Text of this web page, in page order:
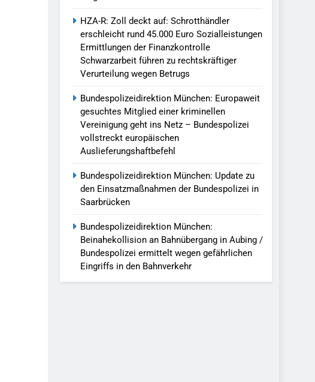
HZA-R: Zoll deckt auf: Schrotthändler
erschleicht rund 45.000 Euro Sozialleistungen
Ermittlungen der Finanzkontrolle
Schwarzarbeit führen zu rechtskräftiger
Verurteilung wegen Betrugs
Bundespolizeidirektion München: Europaweit
gesuchtes Mitglied einer kriminellen
Vereinigung geht ins Netz – Bundespolizei
vollstreckt europäischen
Auslieferungshaftbefehl
Bundespolizeidirektion München: Update zu
den Einsatzmaßnahmen der Bundespolizei in
Saarbrücken
Bundespolizeidirektion München:
Beinahekollision an Bahnübergang in Aubing /
Bundespolizei ermittelt wegen gefährlichen
Eingriffs in den Bahnverkehr